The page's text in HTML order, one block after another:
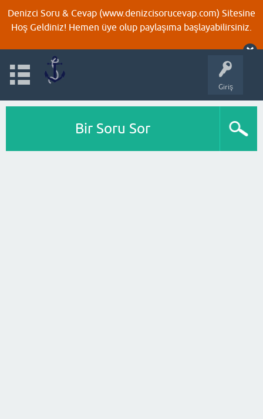
Denizci Soru & Cevap (www.denizcisorucevap.com) Sitesine
Hoş Geldiniz! Hemen üye olup paylaşıma başlayabilirsiniz.
Giriş
Bir Soru Sor